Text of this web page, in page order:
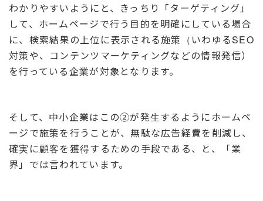
わかりやすいようにと、きっちり「ターゲティング」
して、ホームページで行う目的を明確にしている場合
に、検索結果の上位に表示される施策（いわゆるSEO
対策や、コンテンツマーケティングなどの情報発信）
を行っている企業が対象となります。
そして、中小企業はこの②が発生するようにホームペ
ージで施策を行うことが、無駄な広告経費を削減し、
確実に顧客を獲得するための手段である、と、「業
界」では言われています。